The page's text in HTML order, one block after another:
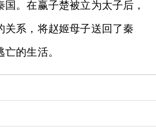
。在赢子楚被立为太子后，
关系，将赵姬母子送回了秦
的生活。